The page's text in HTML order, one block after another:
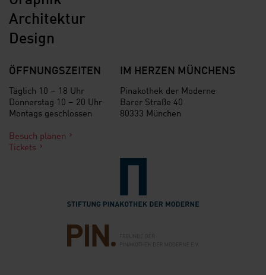
Architektur
Design
ÖFFNUNGSZEITEN
Täglich 10 – 18 Uhr
Donnerstag 10 – 20 Uhr
Montags geschlossen
Besuch planen
Tickets
IM HERZEN MÜNCHENS
Pinakothek der Moderne
Barer Straße 40
80333 München
Verlinkung zur Seite der